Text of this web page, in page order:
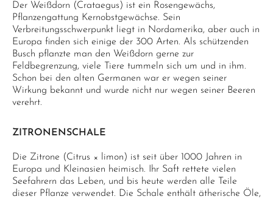
Der Weißdorn (Crataegus) ist ein Rosengewächs,
Pflanzengattung Kernobstgewächse. Sein
Verbreitungsschwerpunkt liegt in Nordamerika, aber auch in
Europa finden sich einige der 300 Arten. Als schützenden
Busch pflanzte man den Weißdorn gerne zur
Feldbegrenzung, viele Tiere tummeln sich um und in ihm.
Schon bei den alten Germanen war er wegen seiner
Wirkung bekannt und wurde nicht nur wegen seiner Beeren
verehrt.
ZITRONENSCHALE
Die Zitrone (Citrus × limon) ist seit über 1000 Jahren in
Europa und Kleinasien heimisch. Ihr Saft rettete vielen
Seefahrern das Leben, und bis heute werden alle Teile
dieser Pflanze verwendet. Die Schale enthält ätherische Öle,